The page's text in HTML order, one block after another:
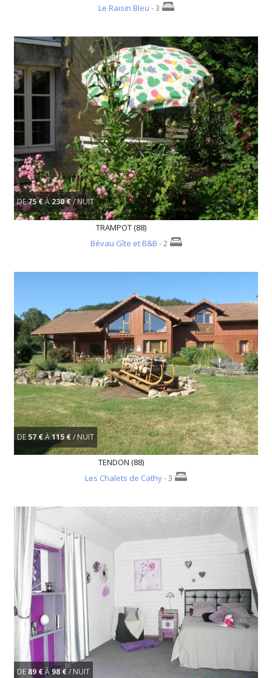
Le Raisin Bleu - 3
DE75 €À230 €/ NUIT
TRAMPOT (88)
Bévau Gîte et B&B - 2
DE 57 € À115 €/ NUIT
TENDON (88)
Les Chalets de Cathy- 3
DE 89 €À98 €/ NUIT